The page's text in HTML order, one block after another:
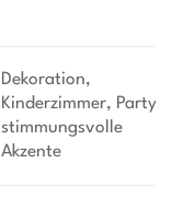
Dekoration,
Kinderzimmer, Partys,
stimmungsvolle
Akzente